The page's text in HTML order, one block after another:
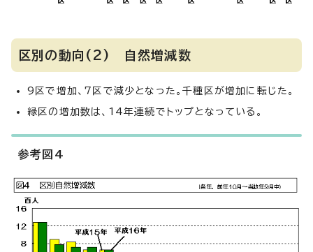
区別の動向(2) 自然増減数
9区で増加、7区で減少となった。千種区が増加に転じた。
緑区の増加数は、14年連続でトップとなっている。
参考図4